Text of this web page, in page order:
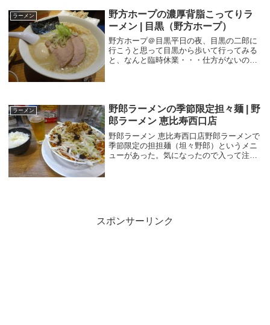
私が...
ラーメン
野方ホープの濃厚背脂こってりラ
ーメン | 目黒（野方ホープ）
野方ホープ＠目黒平日の夜、目黒の二郎に
行こうと思って目黒から歩いて行ってみる
と、なんと臨時休業・・・仕方がないの
ラーメン
野郎ラーメンの季節限定担々麺 | 野
郎ラーメン 恵比寿西口店
野郎ラーメン 恵比寿西口店野郎ラーメンで
季節限定の担担麺（坦々野郎）というメニ
ューがあった。気になったので入って注文
スポンサーリンク